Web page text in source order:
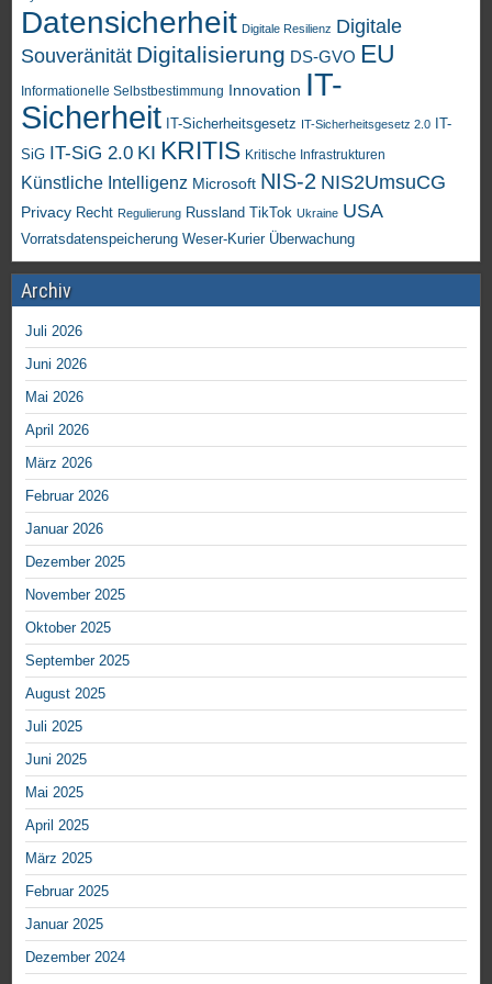
Datensicherheit Digitale Resilienz Digitale
Souveränität Digitalisierung DS-GVO EU
Informationelle Selbstbestimmung Innovation IT-
Sicherheit IT-Sicherheitsgesetz IT-Sicherheitsgesetz 2.0
IT-
SiG IT-SiG 2.0 KI KRITIS Kritische Infrastrukturen
Künstliche Intelligenz Microsoft NIS-2 NIS2UmsuCG
Privacy Recht Regulierung Russland TikTok Ukraine USA
Vorratsdatenspeicherung Weser-Kurier Überwachung
Archiv
Juli 2026
Juni 2026
Mai 2026
April 2026
März 2026
Februar 2026
Januar 2026
Dezember 2025
November 2025
Oktober 2025
September 2025
August 2025
Juli 2025
Juni 2025
Mai 2025
April 2025
März 2025
Februar 2025
Januar 2025
Dezember 2024